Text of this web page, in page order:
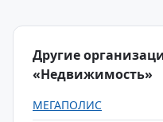
Другие
«Недвижимость»
МЕГАПОЛИС